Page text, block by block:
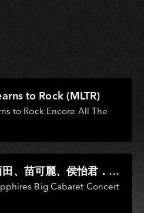
to Rock (MLTR)
to Rock Encore All The
、苗可麗、侯怡君．
葉啟田、鳥來嬤-吳
王瑞霞、吳淑敏、施文
Big Cabaret Concert